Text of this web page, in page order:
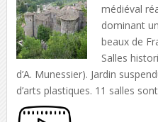
médiéval
dominant
beaux de
Salles
d’A. Munessier). Jardin
d’arts plastiques. 11 salles